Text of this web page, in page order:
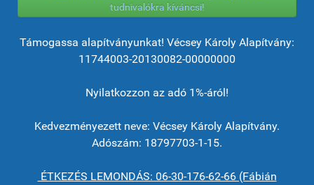
tudnivalókra kíváncsi!
Támogassa alapítványunkat! Vécsey Károly Alapítvány:
11744003-20130082-00000000
Nyilatkozzon az adó 1%-áról!
Kedvezményezett neve: Vécsey Károly Alapítvány.
Adószám: 18797703-1-15.
ÉTKEZÉS LEMONDÁS: 06-30-176-62-66 (Fábián